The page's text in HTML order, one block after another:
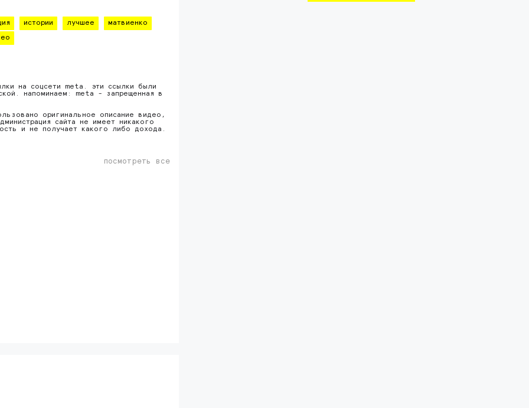
истории лучшее матвиенко
на соцсети meta. эти ссылки были
напоминаем: meta - запрещенная в
оригинальное описание видео,
сайта не имеет никакого
и не получает какого либо дохода.
посмотреть все